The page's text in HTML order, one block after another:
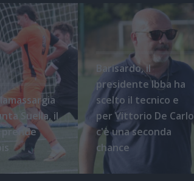
Suella, il
prende
Barisardo, il
presidente Ibba ha
scelto il tecnico e
per Vittorio De Carlo
c'è una seconda
chance